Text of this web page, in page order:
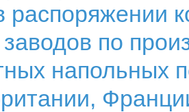
распоряжении
по
напольных